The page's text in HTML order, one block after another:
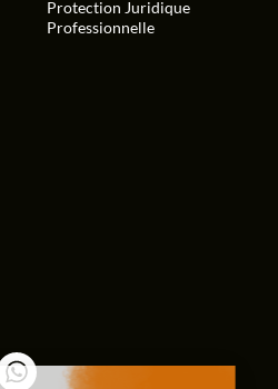
Protection Juridique
Professionnelle